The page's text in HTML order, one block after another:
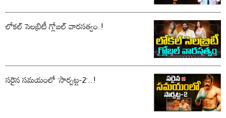
లోకల్ సెలబ్రిటీ గ్లోబల్ వారసత్వం.!
సరైన సమయంలో ‘సార్పట్ట-2’..!